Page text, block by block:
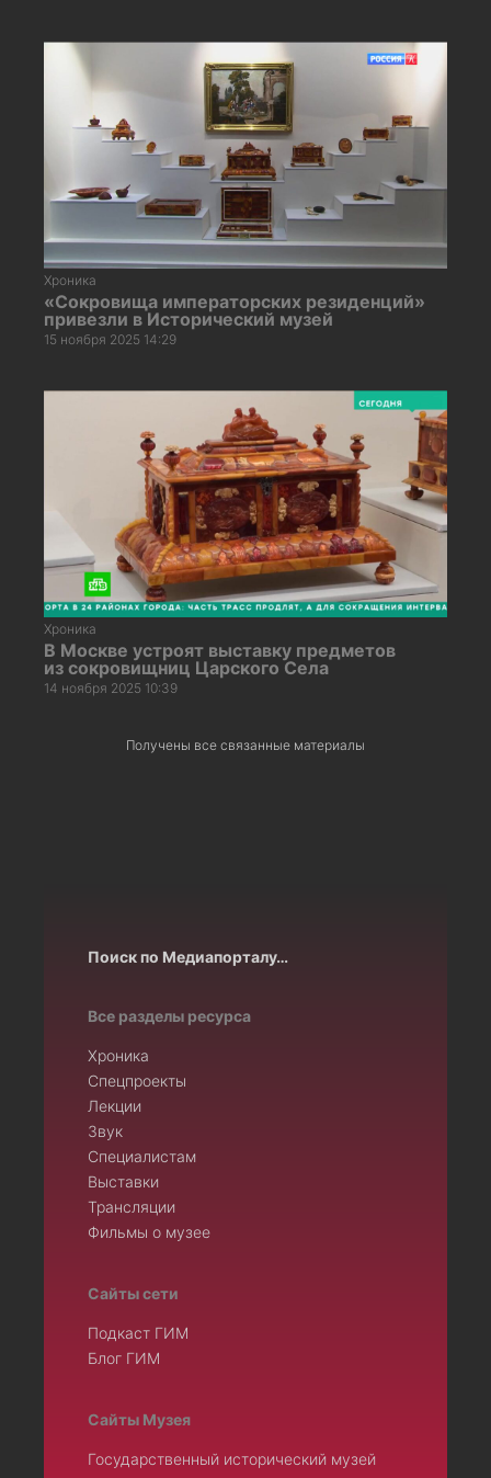
Хроника
«Сокровища императорских резиденций»
привезли в Исторический музей
15 ноября 2025 14:29
Хроника
В Москве устроят выставку предметов
из сокровищниц Царского Села
14 ноября 2025 10:39
Получены все связанные материалы
Поиск по Медиапорталу…
Все разделы ресурса
Хроника
Спецпроекты
Лекции
Звук
Специалистам
Выставки
Трансляции
Фильмы о музее
Сайты сети
Подкаст ГИМ
Блог ГИМ
Сайты Музея
Государственный исторический музей